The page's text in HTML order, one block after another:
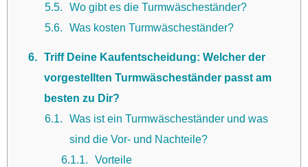
5.5
Wo gibt es die Turmwäscheständer?
5.6
Was kosten Turmwäscheständer?
6
Triff Deine Kaufentscheidung: Welcher der
vorgestellten Turmwäscheständer passt am
besten zu Dir?
6.1
Was ist ein Turmwäscheständer und was
sind die Vor- und Nachteile?
6.1.1
Vorteile